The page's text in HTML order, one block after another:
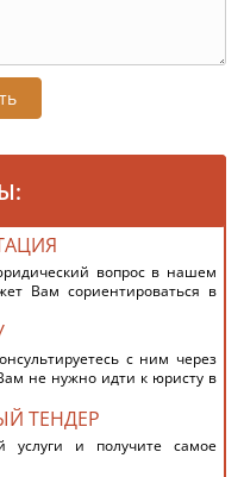
вопрос в нашем
Вам сориентироваться в
с ним через
не нужно идти к юристу в
ТЕНДЕР
услуги и получите самое